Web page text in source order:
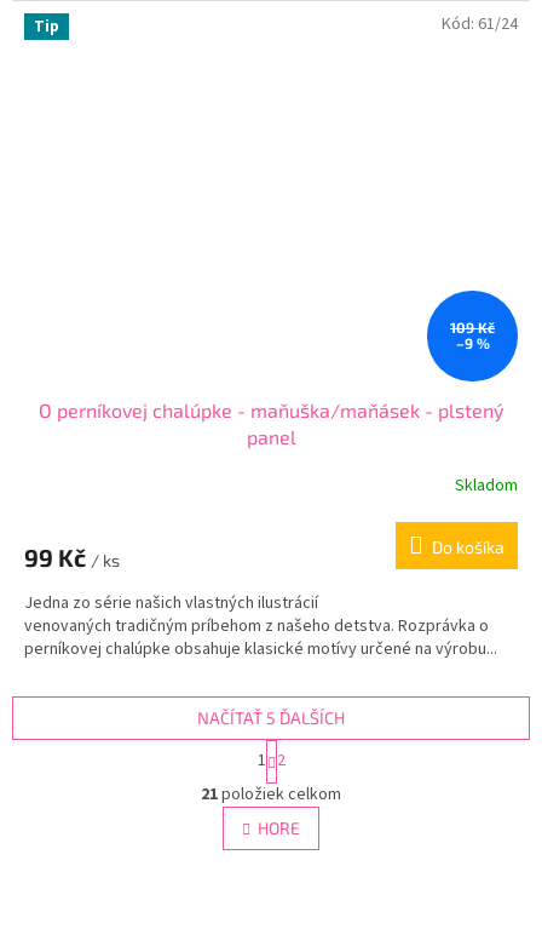
Tip
109 Kč
–9 %
O perníkovej chalúpke - maňuška/maňásek - plstený
panel
Skladom
99 Kč / ks
Do košíka
Jedna zo série našich vlastných ilustrácií
venovaných tradičným príbehom z našeho detstva. Rozprávka o
perníkovej chalúpke obsahuje klasické motívy určené na výrobu...
Kód: 61/24
O
v
l
á
NAČÍTAŤ 5 ĎALŠÍCH
S
t
r
á
n
k
1 2
21položiek celkom
HORE